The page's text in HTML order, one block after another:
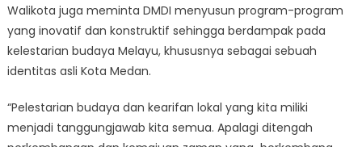
Walikota juga meminta DMDI menyusun program-program
yang inovatif dan konstruktif sehingga berdampak pada
kelestarian budaya Melayu, khususnya sebagai sebuah
identitas asli Kota Medan.
“Pelestarian budaya dan kearifan lokal yang kita miliki
menjadi tanggungjawab kita semua. Apalagi ditengah